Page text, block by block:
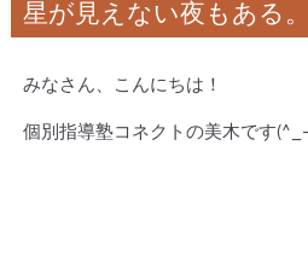
星が見えない夜もある。
みなさん、こんにちは！
個別指導塾コネクトの美木です